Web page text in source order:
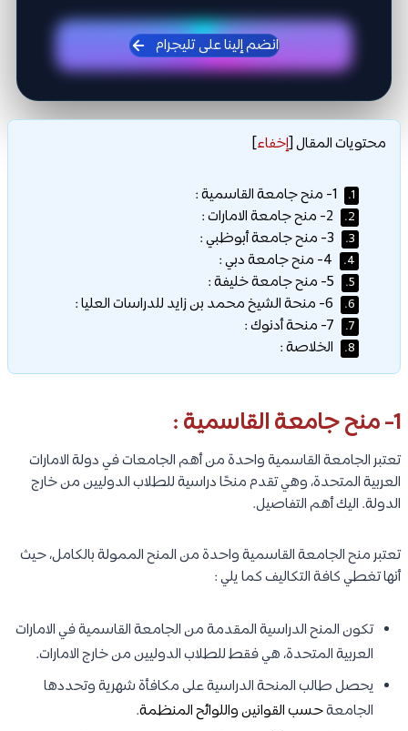
انضم إلينا على تليجرام
محتويات المقال[إخفاء]
1.
2.
3.
4.
5.
6.
7.
8. الخلاصة :
1- منح جامعة القاسمية :
تعتبر الجامعة القاسمية واحدة من أهم الجامعات في دولة الامارات
العربية المتحدة، وهي تقدم منحًا دراسية للطلاب الدوليين من خارج
الدولة. اليك أهم التفاصيل.
تعتبر منح الجامعة القاسمية واحدة من المنح الممولة بالكامل، حيث
أنها تغطي كافة التكاليف كما يلي :
تكون المنح الدراسية المقدمة من الجامعة القاسمية في الامارات
العربية المتحدة، هي فقط للطلاب الدوليين من خارج الامارات.
يحصل طالب المنحة الدراسية على مكافأة شهرية وتحددها
الجامعةحسب القوانين واللوائح المنظمة.